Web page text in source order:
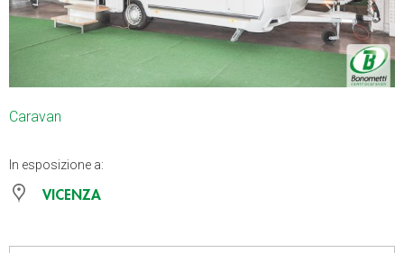
Caravan
In esposizione a:
VICENZA